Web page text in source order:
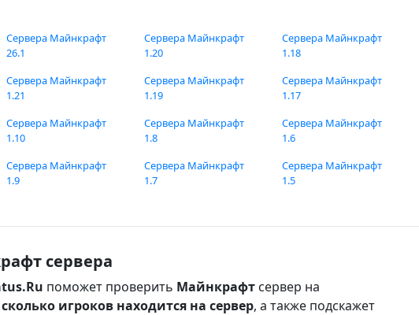
Сервера Майнкрафт
26.1
Сервера Майнкрафт
1.21
Сервера Майнкрафт
1.20
Сервера Майнкрафт
1.19
Сервера Майнкрафт
1.18
Сервера Майнкрафт
1.17
Сервера Майнкрафт
1.10
Сервера Майнкрафт
1.9
Сервера Майнкрафт
1.8
Сервера Майнкрафт
1.7
Сервера Майнкрафт
1.6
Сервера Майнкрафт
1.5
сервера
поможет проверить Майнкрафт сервер на
игроков находится на сервер, а также подскажет